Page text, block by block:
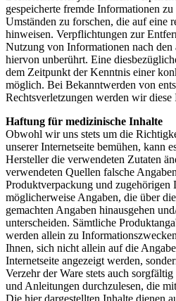
gespeicherte fremde Informationen
Umständen zu forschen, die auf eine
hinweisen. Verpflichtungen zur
Nutzung von Informationen nach den
hiervon unberührt. Eine
dem Zeitpunkt der Kenntnis einer
möglich. Bei Bekanntwerden von
Rechtsverletzungen werden wir diese
Haftung für medizinische Inhalte
Obwohl wir uns stets um die
unserer Internetseite bemühen, kann
Hersteller die verwendeten Zutaten
verwendeten Quellen falsche
Produktverpackung und zugehörigen
möglicherweise Angaben, die über
gemachten Angaben hinausgehen
unterscheiden. Sämtliche
werden allein zu
Ihnen, sich nicht allein auf die
Internetseite angezeigt werden,
Verzehr der Ware stets auch
und Anleitungen durchzulesen, die
Die hier dargestellten Inhalte dienen